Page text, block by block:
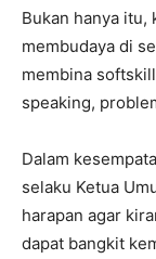
Bukan hanya itu,
membudaya di
membina
speaking,
Dalam
selaku Ketua
harapan agar
dapat bangkit